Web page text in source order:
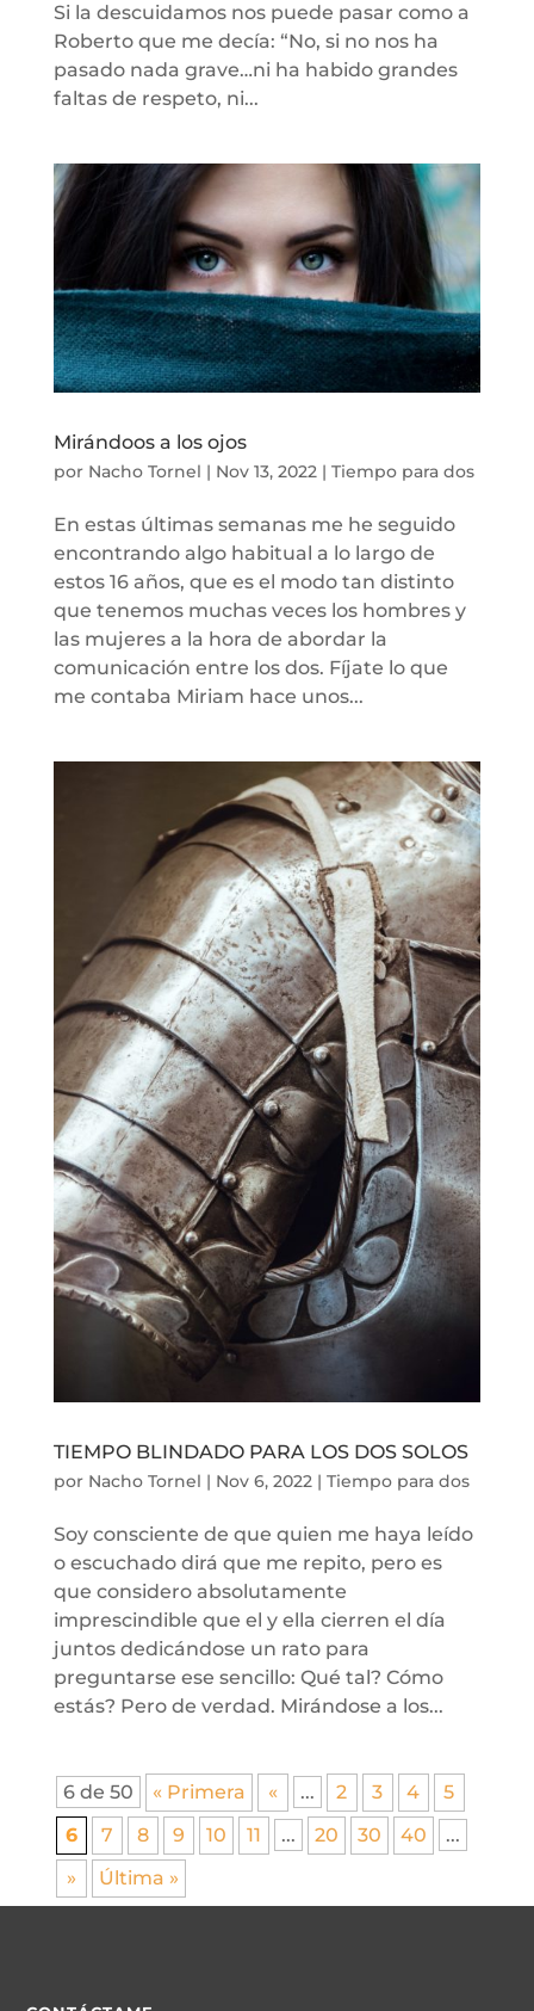
Si la descuidamos nos puede pasar como a
Roberto que me decía: “No, si no nos ha
pasado nada grave…ni ha habido grandes
faltas de respeto, ni...
Mirándoos a los ojos
por Nacho Tornel | Nov 13, 2022 | Tiempo para dos
En estas últimas semanas me he seguido
encontrando algo habitual a lo largo de
estos 16 años, que es el modo tan distinto
que tenemos muchas veces los hombres y
las mujeres a la hora de abordar la
comunicación entre los dos. Fíjate lo que
me contaba Miriam hace unos...
TIEMPO BLINDADO PARA LOS DOS SOLOS
por Nacho Tornel | Nov 6, 2022| Tiempo para dos
Soy consciente de que quien me haya leído
o escuchado dirá que me repito, pero es
que considero absolutamente
imprescindible que el y ella cierren el día
juntos dedicándose un rato para
preguntarse ese sencillo: Qué tal? Cómo
estás? Pero de verdad. Mirándose a los...
6 de 50 « Primera « ... 2 3 4
5
6
7 8 9 10 11 ... 20 30 40
...
»
Última »